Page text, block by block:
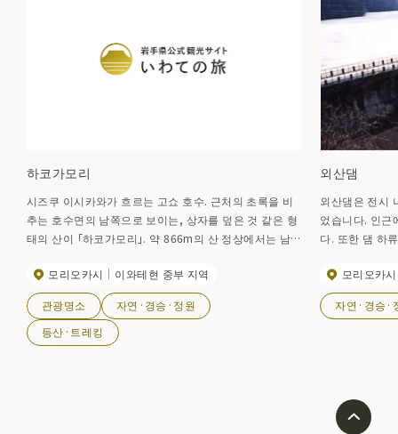
하코가모리
시즈쿠 이시카와가 흐르는 고쇼 호수. 근처의 초록을 비
추는 호수면의 남쪽으로 보이는, 상자를 덮은 것 같은 형
태의 산이 「하코가모리」. 약 866m의 산 정상에서는 남창
다. 멧돼지 사와 등산구, 후지쿠라 등산구 각각에서 산 정
상까지 약 120분
모리오카시 이와테현 중부 지역
관광명소
자연·경승·정원
등산·트레킹
외산댐
외산댐은 전시
었습니다. 인근
다. 또한 댐 하
모리오카시
자연·경승·